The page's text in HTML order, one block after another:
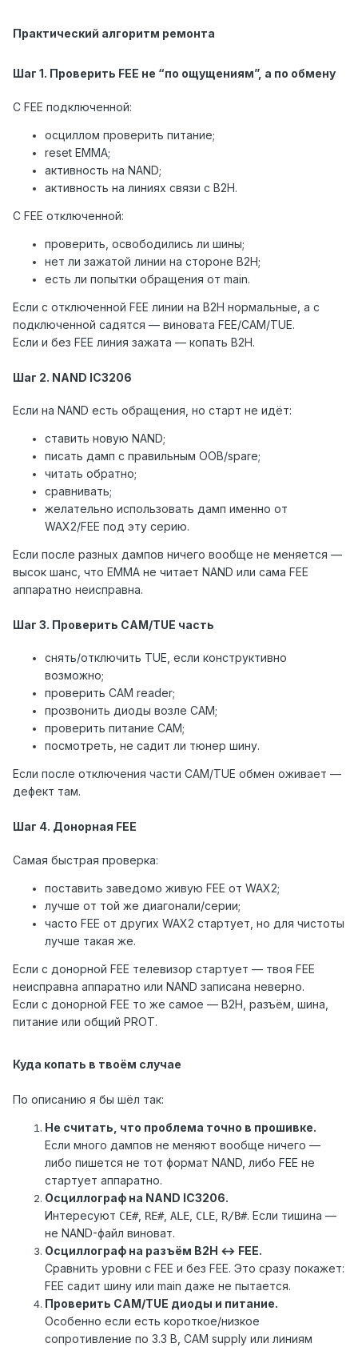
Практический алгоритм ремонта
Шаг 1. Проверить FEE не “по ощущениям”, а по обмену
С FEE подключенной:
осциллом проверить питание;
reset EMMA;
активность на NAND;
активность на линиях связи с B2H.
С FEE отключенной:
проверить, освободились ли шины;
нет ли зажатой линии на стороне B2H;
есть ли попытки обращения от main.
Если с отключенной FEE линии на B2H нормальные, а с
подключенной садятся — виновата FEE/CAM/TUE.
Если и без FEE линия зажата — копать B2H.
Шаг 2. NAND IC3206
Если на NAND есть обращения, но старт не идёт:
ставить новую NAND;
писать дамп с правильным OOB/spare;
читать обратно;
сравнивать;
желательно использовать дамп именно от
WAX2/FEE под эту серию.
Если после разных дампов ничего вообще не меняется —
высок шанс, что EMMA не читает NAND или сама FEE
аппаратно неисправна.
Шаг 3. Проверить CAM/TUE часть
снять/отключить TUE, если конструктивно
возможно;
проверить CAM reader;
прозвонить диоды возле CAM;
проверить питание CAM;
посмотреть, не садит ли тюнер шину.
Если после отключения части CAM/TUE обмен оживает —
дефект там.
Шаг 4. Донорная FEE
Самая быстрая проверка:
поставить заведомо живую FEE от WAX2;
лучше от той же диагонали/серии;
часто FEE от других WAX2 стартует, но для чистоты
лучше такая же.
Если с донорной FEE телевизор стартует — твоя FEE
неисправна аппаратно или NAND записана неверно.
Если с донорной FEE то же самое — B2H, разъём, шина,
питание или общий PROT.
Куда копать в твоём случае
По описанию я бы шёл так:
Не считать, что проблема точно в прошивке.
Если много дампов не меняют вообще ничего —
либо пишется не тот формат NAND, либо FEE не
стартует аппаратно.
Осциллограф на NAND IC3206.
Интересуют CE#, RE#, ALE CLE R/B#. Если тишина —
не NAND-файл виноват.
Осциллограф на разъём B2H ↔ FEE.
Сравнить уровни с FEE и без FEE. Это сразу покажет:
FEE садит шину или main даже не пытается.
Проверить CAM/TUE диоды и питание.
Особенно если есть короткое/низкое
сопротивление по 3.3 В, CAM supply или линиям